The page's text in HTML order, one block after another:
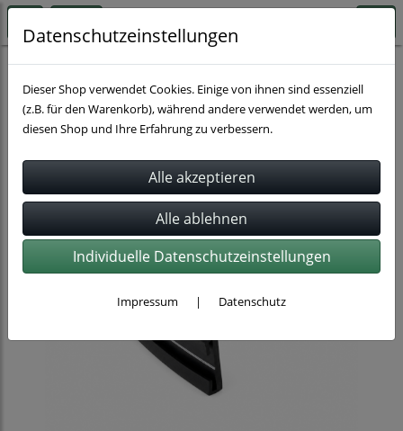
Schlauchbefestigung
Datenschutzeinstellungen
Dieser Shop verwendet Cookies. Einige von ihnen sind essenziell
(z.B. für den Warenkorb), während andere verwendet werden, um
diesen Shop und Ihre Erfahrung zu verbessern.
Individuelle Datenschutzeinstellungen
Impressum | Datenschutz